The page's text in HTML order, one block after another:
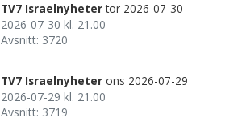
TV7 Israelnyheter tor 2026-07-30
2026-07-30 kl. 21.00
Avsnitt: 3720
TV7 Israelnyheter ons 2026-07-29
2026-07-29 kl. 21.00
Avsnitt: 3719